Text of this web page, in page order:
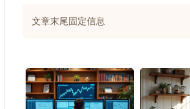
文章末尾固定信息